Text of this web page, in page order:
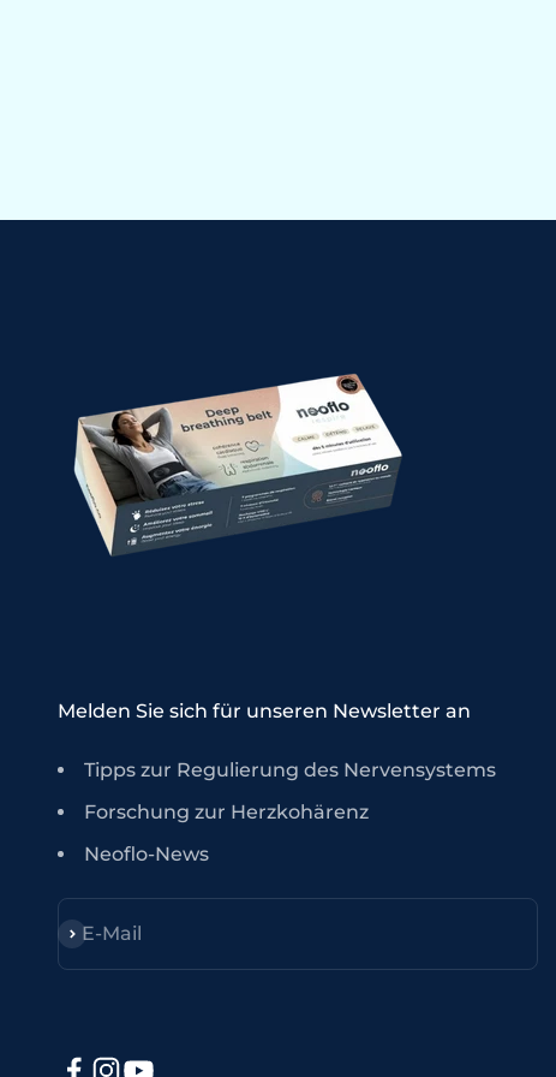
Melden Sie sich für unseren Newsletter an
Tipps zur Regulierung des Nervensystems
Forschung zur Herzkohärenz
Neoflo-News
E-Mail
Anmelden